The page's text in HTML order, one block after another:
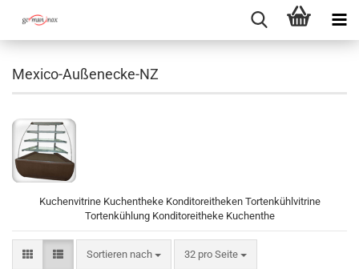
Mexico-Außenecke-NZ
Kuchenvitrine Kuchentheke Konditoreitheken Tortenkühlvitrine
Tortenkühlung Konditoreitheke Kuchenthe
Sortieren nach
Sortieren nach 32 pro Seite
pro Seite